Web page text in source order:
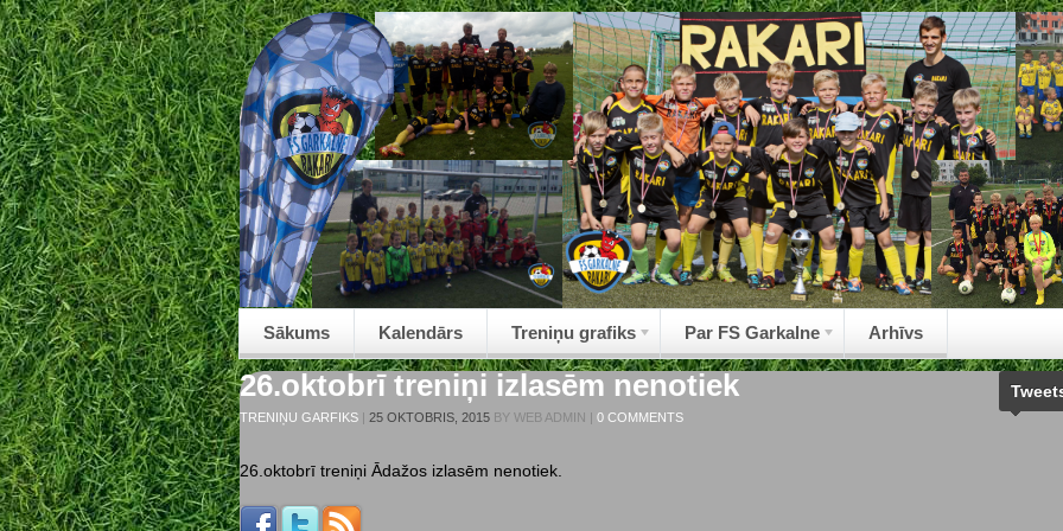
Sākums Kalendārs Treniņu grafiks Par FS Garkalne Arhīvs
26.oktobrī treniņi izlasēm nenotiek
TRENIŅU GARFIKS | 25 OKTOBRIS, 2015 BY WEB ADMIN | 0 COMMENTS
26.oktobrī treniņi Ādažos izlasēm nenotiek.